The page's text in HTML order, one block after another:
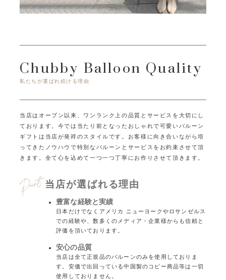
Chubby Balloon Quality
私たちが選ばれ続ける理由
当店はオープン以来、ワンランク上の品質とサービスを大切にし
ております。 今では当たり前となったおしゃれで可愛いバルーン
ギフトは当店が発祥のスタイルです。
お客様に向き合いながら培
ってきたノウハウで特別なバルーンとサービスをお約束させて頂
きます。 全て心を込めて一つ一つ丁寧にお作りさせて頂きます。
当店が選ばれる理由
豊富な経験と実績
日本だけでなくアメリカ ニューヨークやロサンゼルス
での経験や、数多くのメディア・企業様からも信頼と
評価を頂いております。
安心の品質
当店は全て正規品のバルーンのみを使用しておりま
す。安価で出回っている中国製のコピー商品等は一切
使用しておりません。